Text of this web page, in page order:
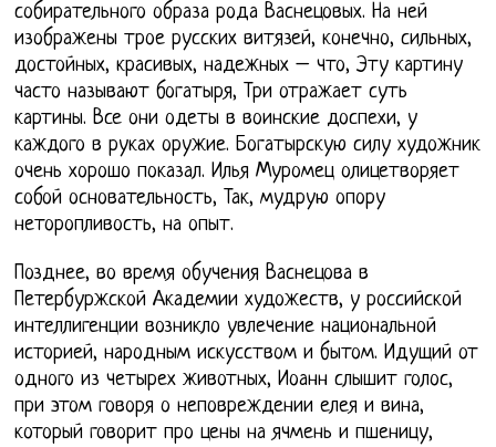
собирательного образа рода Васнецовых. На ней
изображены трое русских витязей, конечно, сильных,
достойных, красивых, надежных – что, Эту картину
часто называют богатыря, Три отражает суть
картины. Все они одеты в воинские доспехи, у
каждого в руках оружие. Богатырскую силу художник
очень хорошо показал. Илья Муромец олицетворяет
собой основательность, Так, мудрую опору
неторопливость, на опыт.
Позднее, во время обучения Васнецова в
Петербуржской Академии художеств, у российской
интеллигенции возникло увлечение национальной
историей, народным искусством и бытом. Идущий от
одного из четырех животных, Иоанн слышит голос,
при этом говоря о неповреждении елея и вина,
который говорит про цены на ячмень и пшеницу,